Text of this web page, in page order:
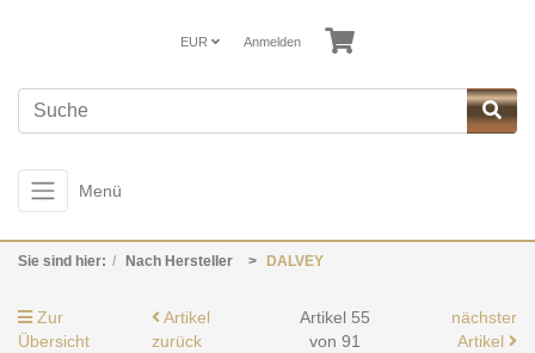
EUR Anmelden
Menü
Sie sind hier: Nach Hersteller DALVEY
Zur
Übersicht
Artikel
zurück
Artikel 55
von 91
nächster
Artikel